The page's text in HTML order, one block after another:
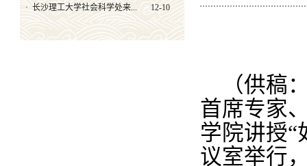
· 长沙理工大学社会科学处来... 12-10
（供稿
首席专家
学院讲授“
议室举行